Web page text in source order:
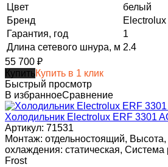
Цвет
белый
Бренд
Electrolux
Гарантия, год
1
Длина сетевого шнура, м 2.4
55 700 ₽
КупитьКупить в 1 клик
Быстрый просмотр
В избранноеСравнение
Холодильник Electrolux ERF 3301
Артикул: 71531
Монтаж: отдельностоящий,
охлаждения: статическая,
Frost